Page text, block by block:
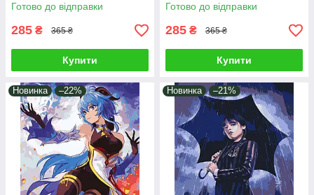
Готово до відправки
285 ₴ 365 ₴
Купити
Готово до відправки
285 ₴ 365 ₴
Купити
Новинка –22% Новинка –21%